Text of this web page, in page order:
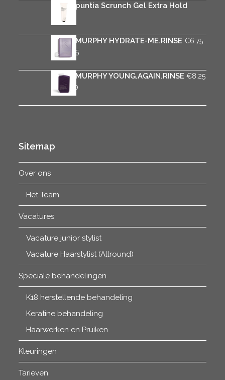
Rica Opuntia Scrunch Gel Extra Hold
27.95
KEVIN.MURPHY HYDRATE-ME.RINSE €6.75
€30.75Prijsklasse:
tot
KEVIN.MURPHY YOUNG.AGAIN.RINSE €8.25
€37.50
tot
Sitemap
Over ons
Het Team
Vacatures
Vacature junior stylist
Vacature Haarstylist (Allround)
Speciale behandelingen
K18 herstellende behandeling
Keratine behandeling
Haarwerken en Pruiken
Kleuringen
Tarieven